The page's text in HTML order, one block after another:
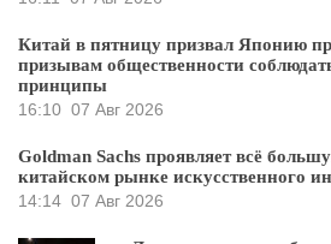
Китай в пятницу призвал Японию
призывам общественности
принципы
16:10 07 Авг 2026
Goldman Sachs проявляет всё
китайском рынке искусственного
14:14 07 Авг 2026